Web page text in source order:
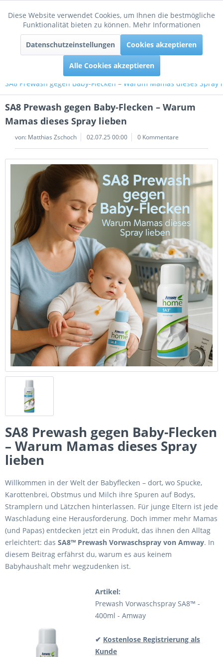
Menü
SA8 Prewash gegen Baby-Flecken – Warum Mamas dieses Spray
SA8 Prewash gegen Baby-Flecken – Warum
Mamas dieses Spray lieben
von: Matthias Zschoch 02.07.25 00:00 0 Kommentare
SA8 Prewash gegen Baby-Flecken
– Warum Mamas dieses Spray
lieben
Willkommen in der Welt der Babyflecken – dort, wo Spucke,
Karottenbrei, Obstmus und Milch ihre Spuren auf Bodys,
Stramplern und Lätzchen hinterlassen. Für junge Eltern ist jede
Waschladung eine Herausforderung. Doch immer mehr Mamas
(und Papas) entdecken jetzt ein Produkt, das ihnen den Alltag
erleichtert: das SA8™ Prewash Vorwaschspray von Amway. In
diesem Beitrag erfährst du, warum es aus keinem
Babyhaushalt mehr wegzudenken ist.
Artikel:
Prewash Vorwaschspray SA8™ -
400ml - Amway
✔ Kostenlose Registrierung als
Kunde
Funktionale Aktiv
Tracking Inaktiv
Diese Website verwendet Cookies, um Ihnen die bestmögliche
Funktionalität bieten zu können. Mehr Informationen
Datenschutzeinstellungen Cookies akzeptieren
Alle Cookies akzeptieren